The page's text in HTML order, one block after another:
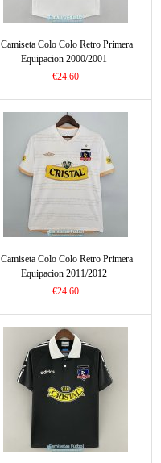
Camiseta Colo Colo Retro Primera
Equipacion 2000/2001
€24.60
Camiseta Colo Colo Retro Primera
Equipacion 2011/2012
€24.60